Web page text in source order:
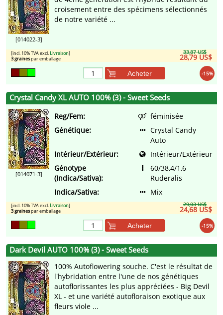
[014022-3]
croisement entre des spécimens sélectionnés
de notre variété ...
33,87 US$
28,79 US$
[incl. 10% TVA excl. Livraison]
3 grainespar emballage
-15%
Acheter
Crystal Candy XL AUTO 100% (3) - Sweet Seeds
[014071-3]
Reg/Fem:
féminisée
Génétique:
Crystal Candy
Auto
Intérieur/Extérieur:
Intérieur/Extérieur
Génotype
(Indica/Sativa):
60/38,4/1,6
Ruderalis
Indica/Sativa:
Mix
29,03 US$
24,68 US$
[incl. 10% TVA excl. Livraison]
3 grainespar emballage
-15%
Acheter
Dark Devil AUTO 100% (3) - Sweet Seeds
100% Autoflowering souche. C'est le résultat de
l'hybridation entre l'une de nos génétiques
autoflorissantes les plus appréciées - Big Devil
XL - et une variété autofloraison exotique aux
fleurs viole ...